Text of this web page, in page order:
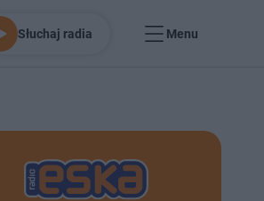
Słuchaj radia Menu